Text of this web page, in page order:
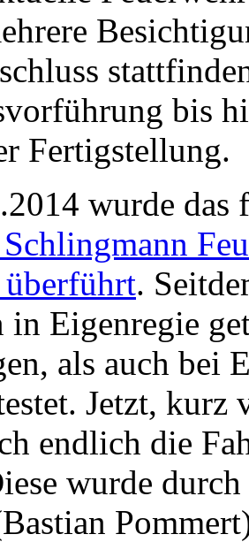
bis
Fertigstellung.
wurde das
überführt.
in Eigenregie
als auch bei
Jetzt,
endlich die
wurde